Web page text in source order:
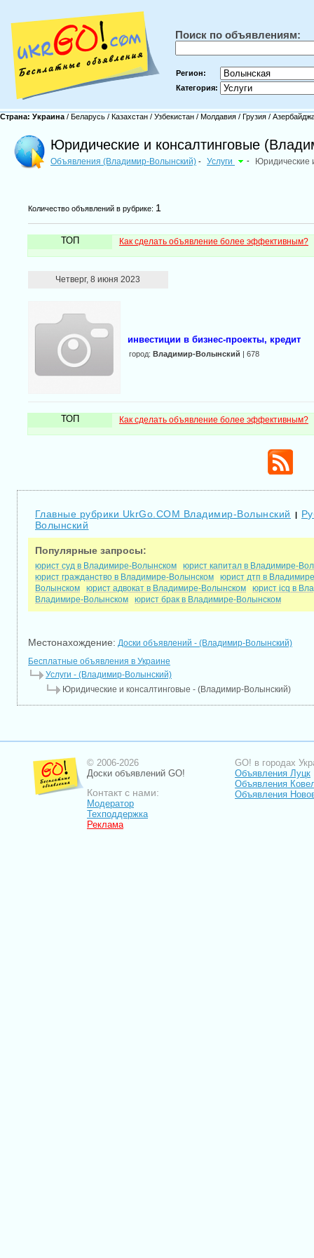
Поиск по объявлениям:
Регион:
Категория:
Страна: Украина / Беларусь / Казахстан / Узбекистан / Молдавия / Грузия /
Юридические и консалтинговые
Объявления (Владимир-Волынский) - Услуги - Юридические
Количество объявлений в рубрике: 1
ТОП Как сделать объявление более эффективным?
Четверг, 8 июня 2023
инвестиции в бизнес-проекты, кредит
город: Владимир-Волынский | 678
ТОП Как сделать объявление более эффективным?
Главные рубрики UkrGo.COM Владимир-Волынский |
Волынский
Популярные запросы:
юрист суд в Владимире-Волынском
юрист капитал в Владимире-
юрист гражданство в Владимире-Волынском
юрист дтп в
Волынском
юрист адвокат в Владимире-Волынском
юрист icq в
Владимире-Волынском
юрист брак в Владимире-Волынском
Местонахождение: Доски объявлений - (Владимир-Волынский)
Бесплатные объявления в Украине
Услуги - (Владимир-Волынский)
Юридические и консалтинговые - (Владимир-Волынский)
© 2006-2026
Доски объявлений GO!
Контакт с нами:
Модератор
Техподдержка
Реклама
GO! в городах
Объявления Луцк
Объявления
Объявления